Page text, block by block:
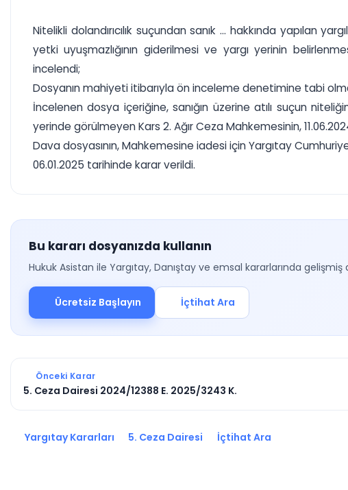
Nitelikli dolandırıcılık suçundan sanık ... hakkında yapılan
yetki uyuşmazlığının giderilmesi ve yargı yerinin
incelendi;
Dosyanın mahiyeti itibarıyla ön inceleme denetimine tabi
İncelenen dosya içeriğine, sanığın üzerine atılı suçun
yerinde görülmeyen Kars 2. Ağır Ceza Mahkemesinin,
Dava dosyasının, Mahkemesine iadesi için Yargıtay Cumhuriyet
06.01.2025 tarihinde karar verildi.
Bu kararı dosyanızda kullanın
Hukuk Asistan ile Yargıtay, Danıştay ve emsal kararlarında
Ücretsiz Başlayın İçtihat Ara
Önceki Karar
5. Ceza Dairesi 2024/12388 E. 2025/3243 K.
Yargıtay Kararları 5. Ceza Dairesi İçtihat Ara